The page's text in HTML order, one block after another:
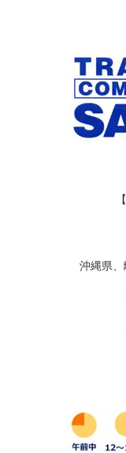
沖縄県